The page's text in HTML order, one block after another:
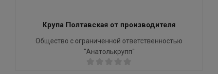
Крупа Полтавская от производителя
Общество с ограниченной ответственностью
"Анатолькрупп"